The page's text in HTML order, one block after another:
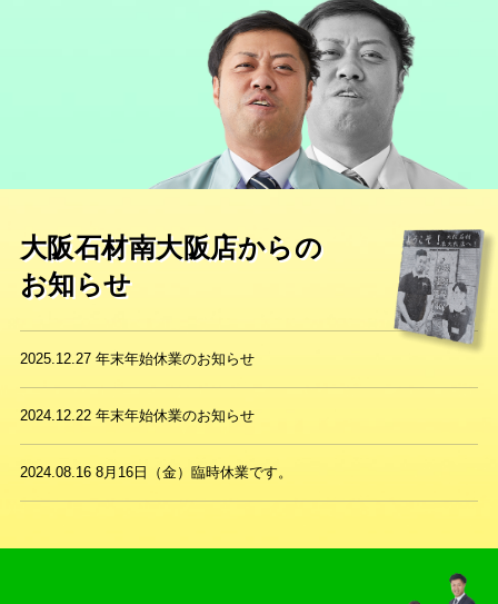
大阪石材南大阪店からの
お知らせ
2025.12.27 年末年始休業のお知らせ
2024.12.22 年末年始休業のお知らせ
2024.08.16 8月16日（金）臨時休業です。